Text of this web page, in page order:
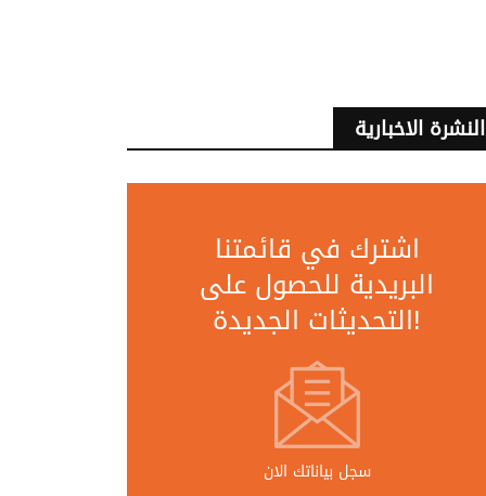
النشرة الاخبارية
اشترك في قائمتنا
البريدية للحصول على
التحديثات الجديدة!
سجل بياناتك الان